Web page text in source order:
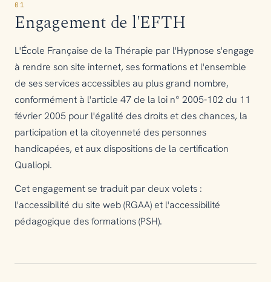
01
Engagement de l'EFTH
L'École Française de la Thérapie par l'Hypnose s'engage
à rendre son site internet, ses formations et l'ensemble
de ses services accessibles au plus grand nombre,
conformément à l'article 47 de la loi n° 2005-102 du 11
février 2005 pour l'égalité des droits et des chances, la
participation et la citoyenneté des personnes
handicapées, et aux dispositions de la certification
Qualiopi.
Cet engagement se traduit par deux volets :
l'accessibilité du site web (RGAA) et l'accessibilité
pédagogique des formations (PSH).